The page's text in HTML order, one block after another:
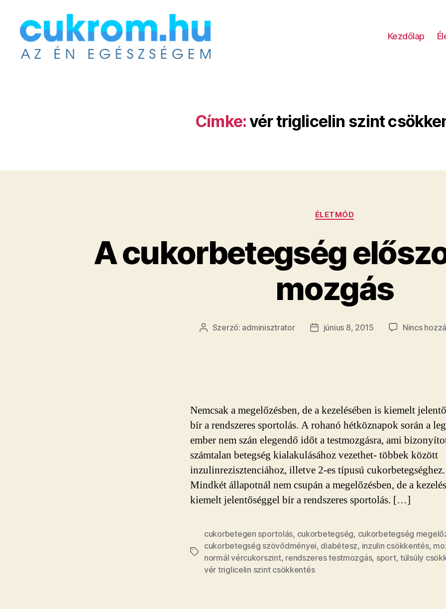
Kezdőlap
Címke:vér triglicelin szint
Kategóriák
ÉLETMÓD
A cukorbetegség
mozgás
Bejegyzés
Szerző: adminisztrator
Bejegyzés
június 8, 2015 Nincs
Nemcsak a megelőzésben, de a kezelésében is kiemelt
bír a rendszeres sportolás. A rohanó hétköznapok során a
ember nem szán elegendő időt a testmozgásra, ami
számtalan betegség kialakulásához vezethet- többek között
inzulinrezisztenciához, illetve 2-es típusú cukorbetegséghez.
Mindkét állapotnál nem csupán a megelőzésben, de a
kiemelt jelentőséggel bír a rendszeres sportolás. […]
Címkék
cukorbetegen sportolás, cukorbetegség, cukorbetegség
cukorbetegség szövődményei, diabétesz, inzulin csökkentés,
normál vércukorszint, rendszeres testmozgás, sport,túlsúly
vér triglicelin szint csökkentés